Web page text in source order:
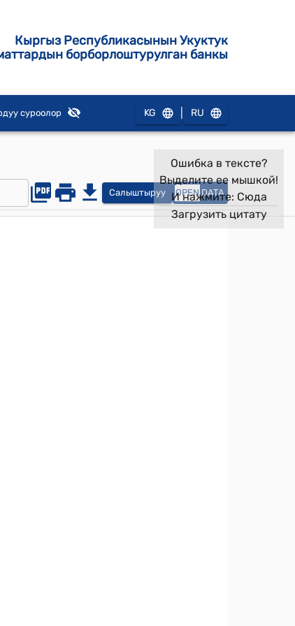
Кыргыз Республикасынын Укуктук
борборлоштурулган банкы
суроолор KG RU
Салыштыруу OPEN DATA
Ошибка в тексте?
Выделите ее мышкой!
И нажмите: Сюда
Загрузить цитату